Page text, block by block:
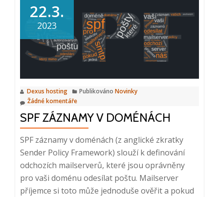
22.3.
2023
Dexus hosting Publikováno Novinky
Žádné komentáře
SPF ZÁZNAMY V DOMÉNÁCH
SPF záznamy v doménách (z anglické zkratky
Sender Policy Framework) slouží k definování
odchozích mailserverů, které jsou oprávněny
pro vaši doménu odesílat poštu. Mailserver
příjemce si toto může jednoduše ověřit a pokud